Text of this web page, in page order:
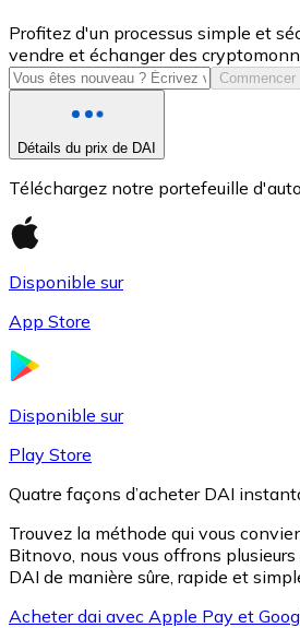
USD Coin
USDC
Profitez d'un processus simple et
vendre et échanger des
Commencer
Détails du prix de DAI
Téléchargez notre portefeuille
Disponible sur
App Store
Disponible sur
Play Store
Quatre façons d’acheter DAI
Trouvez la méthode qui vous
Bitnovo, nous vous offrons
DAI de manière sûre, rapide et
Acheter dai avec Apple Pay et